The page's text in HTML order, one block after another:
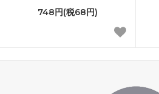
748円(税68円)